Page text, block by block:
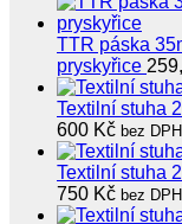
TTR páska
pryskyřice
Textilní stuha
600 Kč bez DPH
Textilní stuha
750 Kč bez DPH